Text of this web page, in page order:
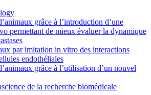
grâce à l’introduction d’une
permettant de mieux évaluer la dynamique
par imitation in vitro des interactions
endothéliales
grâce à l’utilisation d’un nouvel
de la recherche biomédicale